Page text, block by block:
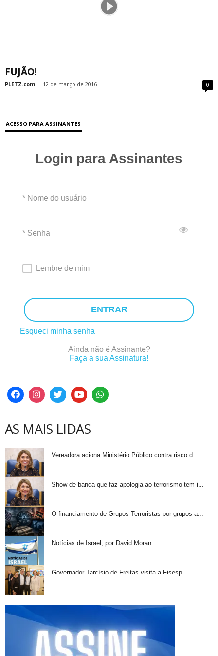
FUJÃO!
PLETZ.com - 12 de março de 2016 0
ACESSO PARA ASSINANTES
Login para Assinantes
* Nome do usuário
* Senha
Lembre de mim
ENTRAR
Esqueci minha senha
Ainda não é Assinante?
Faça a sua Assinatura!
AS MAIS LIDAS
Vereadora aciona Ministério Público contra risco d...
Show de banda que faz apologia ao terrorismo tem i...
O financiamento de Grupos Terroristas por grupos a...
Notícias de Israel, por David Moran
Governador Tarcísio de Freitas visita a Fisesp